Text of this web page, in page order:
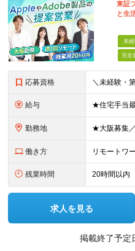
東証
と生
未
完全
応募資格
給与
勤務地
働き方 リモートワ
残業時間 20時間以内
求人を見る
掲載終了予定